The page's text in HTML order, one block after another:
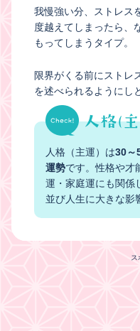
我慢強い分、ストレス
度越えてしまったら、
もってしまうタイプ。
限界がくる前にストレ
を述べられるようにし
人格（主運）は30～
運勢です。性格や才
運・家庭運にも関係
並び人生に大きな影
ス